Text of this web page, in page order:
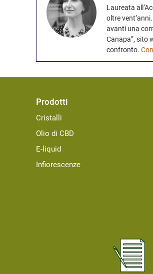
Laureata
oltre
avanti una
Canapa”, sito
confronto.
Prodotti
Cristalli
Olio di CBD
E-liquid
Infiorescenze